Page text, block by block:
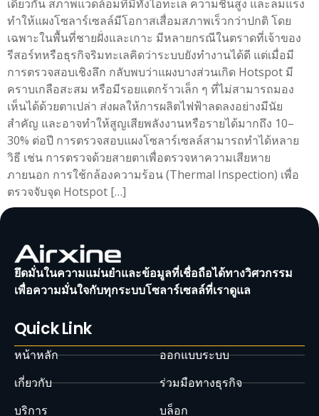
เดียวกัน สภาพแวดล้อมที่มีทั้งไอทะเล ความชื้นสูง และลมแรง
ทำให้แผงโซลาร์เซลล์มีโอกาสเสื่อมสภาพเร็วกว่าปกติ โดย
เฉพาะในพื้นที่ชายฝั่งและเกาะ มีหลายกรณีในตราดที่เจ้าของ
รีสอร์ทหรือธุรกิจริมทะเลคิดว่าระบบยังทำงานได้ดี แต่เมื่อมี
การตรวจสอบเชิงลึก กลับพบว่าแผงบางส่วนเกิด Hotspot มี
คราบเกลือสะสม หรือมีรอยแตกร้าวเล็ก ๆ ที่ไม่สามารถมอง
เห็นได้ด้วยตาเปล่า ส่งผลให้การผลิตไฟฟ้าลดลงอย่างมีนัย
สำคัญ และอาจทำให้สูญเสียพลังงานหรือรายได้มากถึง 10–
30% ต่อปี การตรวจสอบแผงโซลาร์เซลล์สามารถทำได้หลาย
วิธี เช่น การตรวจด้วยสายตาเพื่อตรวจหาความเสียหาย
ภายนอก การใช้กล้องความร้อน (Thermal Inspection) เพื่อ
ตรวจจับจุด Hotspot […]
ยึดมั่นในความแม่นยำและข้อมูลที่เชื่อถือได้ทางวิศวกรรม
เพื่อความมั่นใจกับทุกระบบโซลาร์เซลล์ที่เราดูแล
Quick Link
หน้าหลัก
เกี่ยวกับ
บริการ
ออกแบบระบบ
ร่วมมือทางธุรกิจ
บล็อก